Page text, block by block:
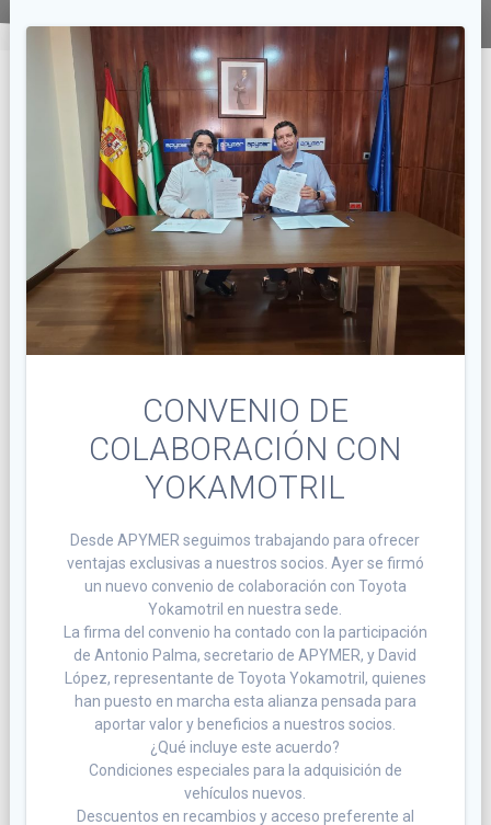
CONVENIO DE
COLABORACIÓN CON
YOKAMOTRIL
Desde APYMER seguimos trabajando para ofrecer
ventajas exclusivas a nuestros socios. Ayer se firmó
un nuevo convenio de colaboración con Toyota
Yokamotril en nuestra sede.
La firma del convenio ha contado con la participación
de Antonio Palma, secretario de APYMER, y David
López, representante de Toyota Yokamotril, quienes
han puesto en marcha esta alianza pensada para
aportar valor y beneficios a nuestros socios.
¿Qué incluye este acuerdo?
Condiciones especiales para la adquisición de
vehículos nuevos.
Descuentos en recambios y acceso preferente al